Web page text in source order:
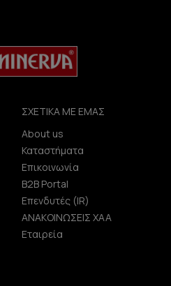
ΣΧΕΤΙΚΑ ΜΕ ΕΜΑΣ
About us
Καταστήματα
Επικοινωνία
B2B Portal
Επενδυτές (IR)
ΑΝΑΚΟΙΝΩΣΕΙΣ ΧΑΑ
Εταιρεία